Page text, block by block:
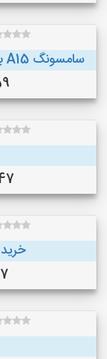
سامسونگ A15 باحافظه۱۲۸و رم۶ پلمپ ویتنام فروشگاه